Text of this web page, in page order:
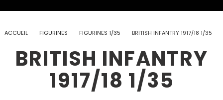
ACCUEIL FIGURINES FIGURINES 1/35 BRITISH INFANTRY 1917/18 1/35
BRITISH INFANTRY
1917/18 1/35